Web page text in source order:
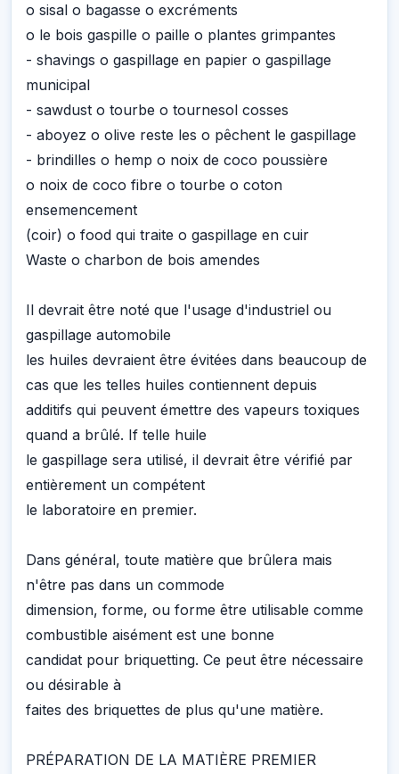
o sisal o bagasse o excréments
o le bois gaspille o paille o plantes grimpantes
- shavings o gaspillage en papier o gaspillage
municipal
- sawdust o tourbe o tournesol cosses
- aboyez o olive reste les o pêchent le gaspillage
- brindilles o hemp o noix de coco poussière
o noix de coco fibre o tourbe o coton
ensemencement
(coir) o food qui traite o gaspillage en cuir
Waste o charbon de bois amendes
Il devrait être noté que l'usage d'industriel ou
gaspillage automobile
les huiles devraient être évitées dans beaucoup de
cas que les telles huiles contiennent depuis
additifs qui peuvent émettre des vapeurs toxiques
quand a brûlé. If telle huile
le gaspillage sera utilisé, il devrait être vérifié par
entièrement un compétent
le laboratoire en premier.
Dans général, toute matière que brûlera mais
n'être pas dans un commode
dimension, forme, ou forme être utilisable comme
combustible aisément est une bonne
candidat pour briquetting. Ce peut être nécessaire
ou désirable à
faites des briquettes de plus qu'une matière.
PRÉPARATION DE LA MATIÈRE PREMIER